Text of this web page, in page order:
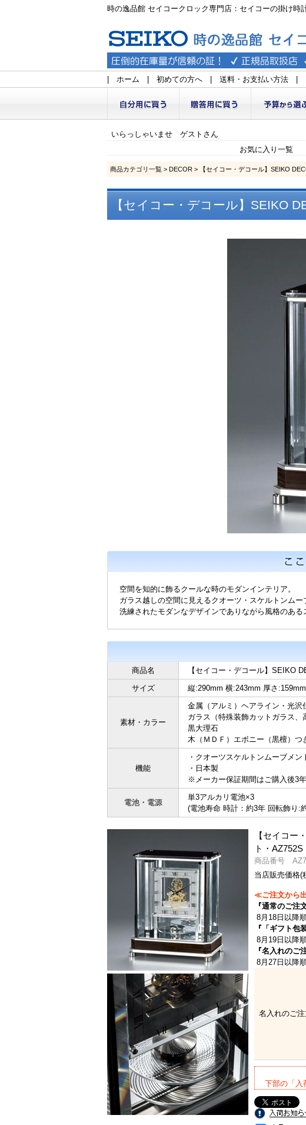
時の逸品館 セイコークロック専門店：セイコーの掛け時
ホーム 初めての方へ 送料・お支払い方法
いらっしゃいませ ゲストさん
お気に入り一覧
商品カテゴリ一覧 > DECOR > 【セイコー・デコール】SEIKO
【セイコー・デコール】SEIKO
空間を知的に飾るクールな時のモダンインテリア。
ガラス越しの空間に見えるクオーツ・スケルトンム
洗練されたモダンなデザインでありながら風格のある
商品名
【セイコー・デコール】SEIKO
サイズ
縦:290mm 横:243mm 厚さ
素材・カラー
金属（アルミ）ヘアライン・光沢
ガラス（特殊装飾カットガラス、
黒大理石
木（ＭＤＦ）エボニー（黒檀）つ
機能
・クオーツスケルトンムーブメン
・日本製
※メーカー保証期間はご購入後3
電池・電源
単3アルカリ電池×3
(電池寿命 時計：約3年 回転飾り:
【セイコー
ト・AZ752S
商品番号
当店販売価格(
≪ご注文から
『通常のご注
8月18日以降
『「ギフト包
8月19日以降
『名入れのご
8月27日以降
名入れのご注
下部の「入